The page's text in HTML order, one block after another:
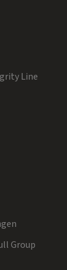
Line
Group